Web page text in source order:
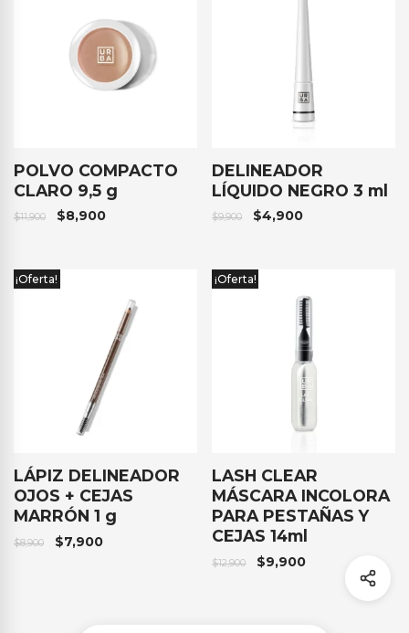
POLVO COMPACTO
CLARO 9,5 g
$11,900 $8,900
DELINEADOR
LÍQUIDO NEGRO 3 ml
$9,900 $4,900
¡Oferta!
LÁPIZ DELINEADOR
OJOS + CEJAS
MARRÓN 1 g
$8,900 $7,900
¡Oferta!
LASH CLEAR
MÁSCARA INCOLORA
PARA PESTAÑAS Y
CEJAS 14ml
$12,900 $9,900